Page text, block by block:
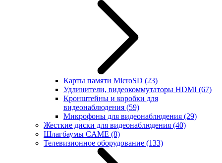
Карты памяти MicroSD (23)
Удлинители, видеокоммутаторы HDMI (67)
Кронштейны и коробки для
видеонаблюдения (59)
Микрофоны для видеонаблюдения (29)
Жесткие диски для видеонаблюдения (40)
Шлагбаумы CAME (8)
Телевизионное оборудование (133)